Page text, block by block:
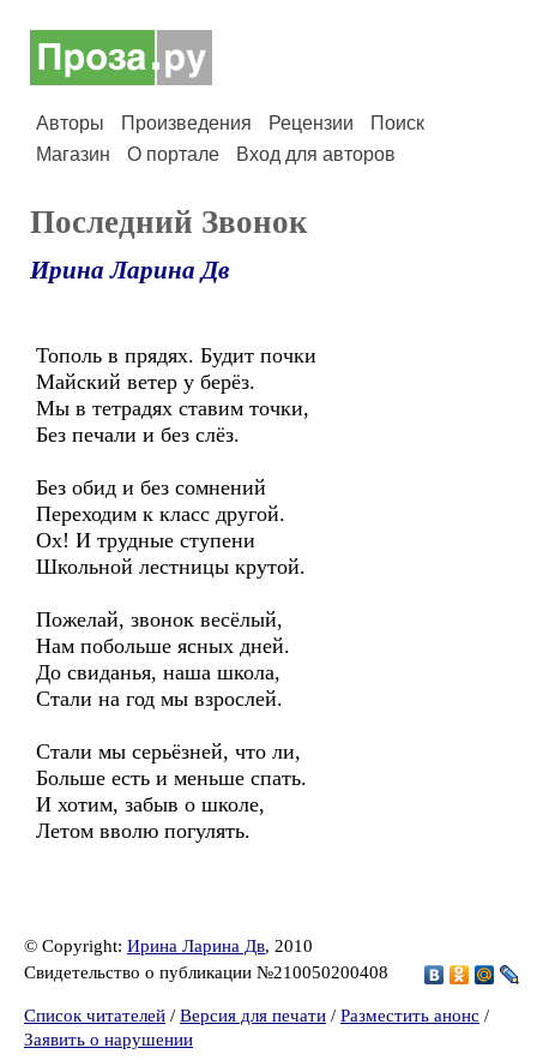
Авторы Произведения Рецензии
Поиск
Магазин
О портале Вход для авторов
Последний Звонок
Ирина Ларина Дв
Тополь в прядях. Будит почки
Майский ветер у берёз.
Мы в тетрадях ставим точки,
Без печали и без слёз.
Без обид и без сомнений
Переходим к класс другой.
Ох! И трудные ступени
Школьной лестницы крутой.
Пожелай, звонок весёлый,
Нам побольше ясных дней.
До свиданья, наша школа,
Стали на год мы взрослей.
Стали мы серьёзней, что ли,
Больше есть и меньше спать.
И хотим, забыв о школе,
Летом вволю погулять.
© Copyright: Ирина Ларина Дв, 2010
Свидетельство о публикации №210050200408
Список читателей / Версия для печати / Разместить анонс /
Заявить о нарушении